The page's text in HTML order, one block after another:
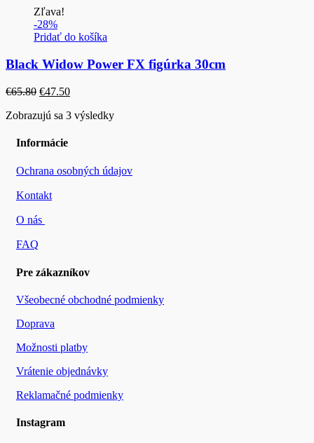
bola:
€59.99.
Zľava!
-28%
Pridať do košíka
Black Widow Power FX figúrka 30cm
€65.80 Pôvodná
bola:
€47.50Aktuálna
je:
Zobrazujú sa 3 výsledky
Informácie
Ochrana osobných údajov
Kontakt
O nás
FAQ
Pre zákazníkov
Všeobecné obchodné podmienky
Doprava
Možnosti platby
Vrátenie objednávky
Reklamačné podmienky
Instagram